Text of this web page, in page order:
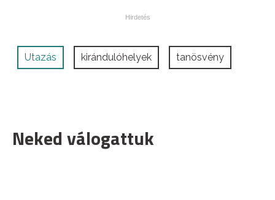
Utazás kirándulóhelyek tanösvény
Neked válogattuk